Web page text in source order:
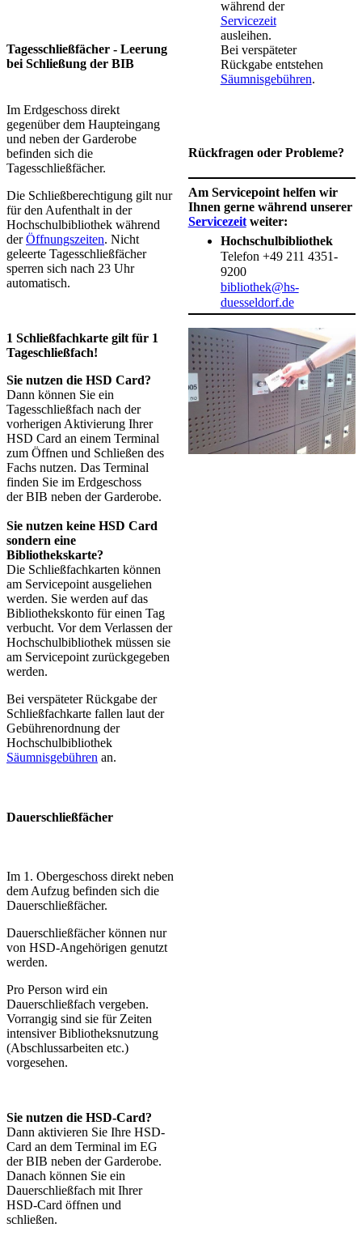
Tagesschließfächer - Leerung
bei Schließung der BIB
Im Erdgeschoss direkt
gegenüber dem Haupteingang
und neben der Garderobe
befinden sich die
Tagesschließfächer.
Die Schließberechtigung gilt nur
für den Aufenthalt in der
Hochschulbibliothek während
derÖffnungszeiten. Nicht
geleerte Tagesschließfächer
sperren sich nach 23 Uhr
automatisch.
1 Schließfachkarte gilt für 1
Tageschließfach!
Sie nutzen die HSD Card?
Dann können Sie ein
Tagesschließfach nach der
vorherigen Aktivierung Ihrer
HSD Card an einem Terminal
zum Öffnen und Schließen des
Fachs nutzen. Das Terminal
finden Sie im Erdgeschoss
der BIB neben der Garderobe.
Sie nutzen keine HSD Card
sondern eine
Bibliothekskarte?
Die Schließfachkarten können
am Servicepoint ausgeliehen
werden. Sie werden auf das
Bibliothekskonto für einen Tag
verbucht. Vor dem Verlassen der
Hochschulbibliothek müssen sie
am Servicepoint zurückgegeben
werden.
Bei verspäteter Rückgabe der
Schließfachkarte fallen laut der
Gebührenordnung der
Hochschulbibliothek
Säumnisgebühren an.
Dauerschließfächer
Im 1. Obergeschoss direkt neben
dem Aufzug befinden sich die
Dauerschließfächer.
Dauerschließfächer können nur
von HSD-Angehörigen genutzt
werden.
Pro Person wird ein
Dauerschließfach vergeben.
Vorrangig sind sie für Zeiten
intensiver Bibliotheksnutzung
(Abschlussarbeiten etc.)
vorgesehen.
Sie nutzen die HSD-Card?
Dann aktivieren Sie Ihre HSD-
Card an dem Terminal im EG
der BIB neben der Garderobe.
Danach können Sie ein
Dauerschließfach mit Ihrer
HSD-Card öffnen und
schließen.
während der
Servicezeit
ausleihen.
Bei verspäteter
Rückgabe entstehen
Säumnisgebühren.
Rückfragen oder Probleme?
Am Servicepoint helfen wir
Ihnen gerne während unserer
Servicezeitweiter:
Hochschulbibliothek
Telefon +49 211 4351-
9200
bibliothek@hs-
duesseldorf.de